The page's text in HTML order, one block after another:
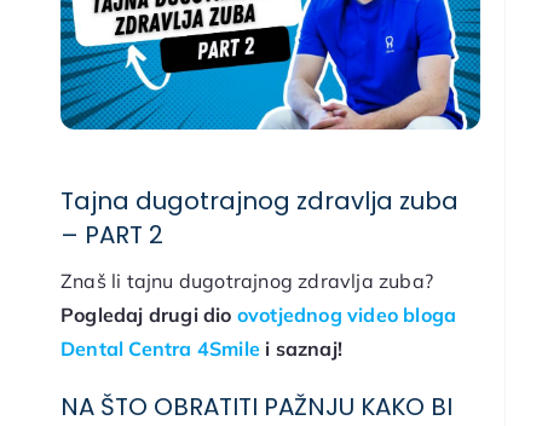
Tajna dugotrajnog zdravlja zuba
– PART 2
Znaš li tajnu dugotrajnog zdravlja zuba?
Pogledaj drugi dio ovotjednog video bloga
Dental Centra 4Smilei saznaj!
NA ŠTO OBRATITI PAŽNJU KAKO BI